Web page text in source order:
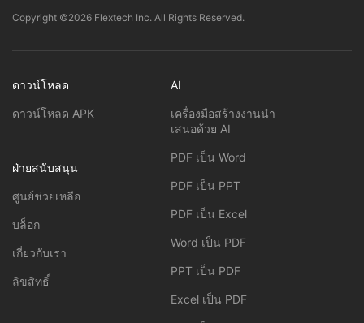
Copyright ©2026 Flextech Inc. All Rights Reserved.
ดาวน์โหลด
ดาวน์โหลด APK
ฝ่ายสนับสนุน
ศูนย์ช่วยเหลือ
บล็อก
เกี่ยวกับเรา
ลิขสิทธิ์
AI
เครื่องมือสร้างงานนำ
เสนอด้วย AI
PDF เป็น Word
PDF เป็น PPT
PDF เป็น Excel
Word เป็น PDF
PPT เป็น PDF
Excel เป็น PDF